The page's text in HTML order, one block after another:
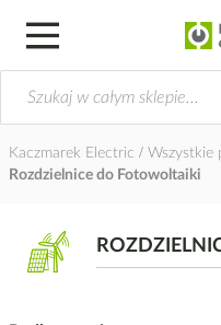
Kaczmarek Electric Wszystkie
Rozdzielnice do Fotowoltaiki